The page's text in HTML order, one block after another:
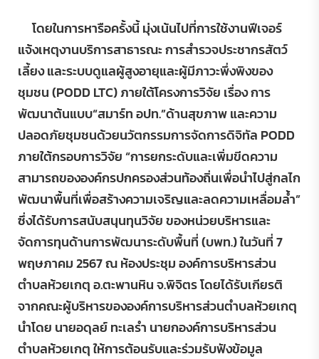
โดยในการหารือครั้งนี้ มุ่งเน้นไปที่การใช้งานฟีเจอร์
แจ้งเหตุงานบริการสาธารณะ การสำรวจประชากรสัตว์
เลี้ยง และระบบดูแลผู้สูงอายุและผู้มีภาวะพึ่งพิงของ
ชุมชน (PODD LTC) ภายใต้โครงการวิจัย เรื่อง การ
พัฒนาต้นแบบ“สมาร์ท อปท.”ด้านสุขภาพ และความ
ปลอดภัยชุมชนด้วยนวัตกรรมการจัดการดิจิทัล PODD
ภายใต้กรอบการวิจัย “การยกระดับและเพิ่มขีดความ
สามารถขององค์กรปกครองส่วนท้องถิ่นเพื่อนำไปสู่กลไก
พัฒนาพื้นที่เพื่อสร้างความเจริญและลดความเหลื่อมล้ำ”
ซึ่งได้รับการสนับสนุนทุนวิจัย ของหน่วยบริหารและ
จัดการทุนด้านการพัฒนาระดับพื้นที่ (บพท.) ในวันที่ 7
พฤษภาคม 2567 ณ ห้องประชุม องค์การบริหารส่วน
ตำบลห้วยเกตุ อ.ตะพานหิน จ.พิจิตร โดยได้รับเกียรติ
จากคณะผู้บริหารขององค์การบริหารส่วนตำบลห้วยเกตุ
นำโดย นายอดุลย์ ทะเลรำ นายกองค์การบริหารส่วน
ตำบลห้วยเกตุ ให้การต้อนรับและร่วมรับฟังข้อมูล